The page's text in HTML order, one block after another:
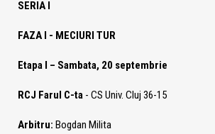
SERIA I
FAZA I - MECIURI TUR
Etapa I – Sambata, 20 septembrie
RCJ Farul C-ta - CS Univ. Cluj 36-15
Arbitru: Bogdan Milita